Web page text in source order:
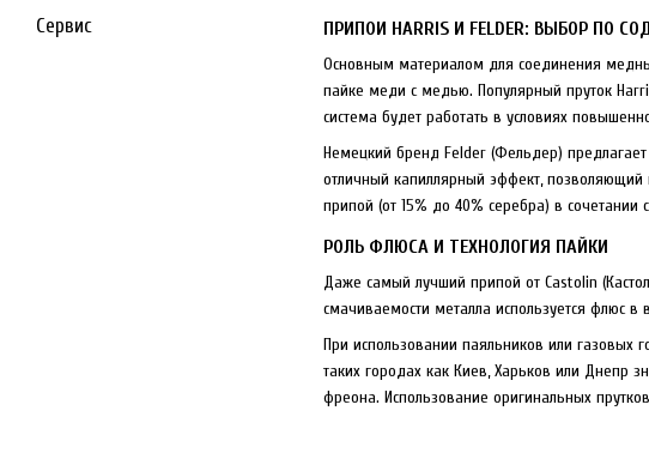
ПРИПОИ HARRIS И FELDER: ВЫБОР ПО
Основным материалом для соединения
пайке меди с медью. Популярный пруток
система будет работать в условиях
Немецкий бренд Felder (Фельдер) предлагает
отличный капиллярный эффект, позволяющий
припой (от 15% до 40% серебра) в
РОЛЬ ФЛЮСА И ТЕХНОЛОГИЯ ПАЙКИ
Даже самый лучший припой от Castolin
смачиваемости металла используется флюс
При использовании паяльников или газовых
таких городах как Киев, Харьков или Днепр
фреона. Использование оригинальных
Сервис